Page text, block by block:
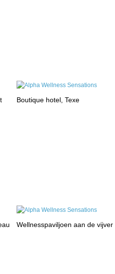
Boutique hotel, Texe
Wellnesspaviljoen aan de vijver